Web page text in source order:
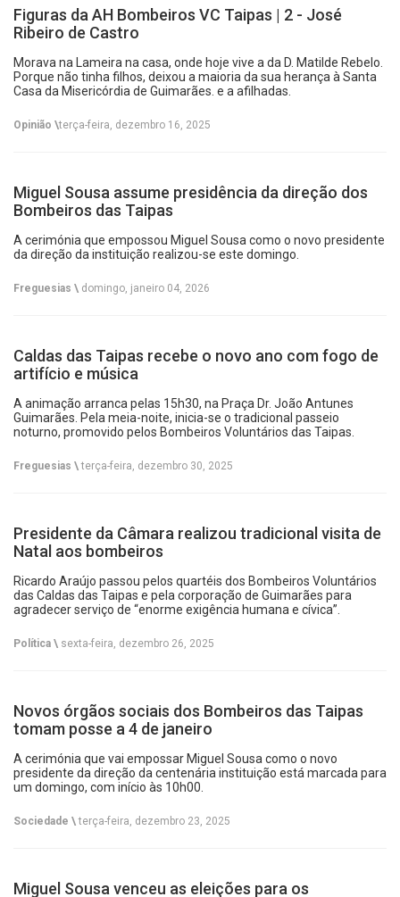
Figuras da AH Bombeiros VC Taipas | 2 - José
Ribeiro de Castro
Morava na Lameira na casa, onde hoje vive a da D. Matilde Rebelo.
Porque não tinha filhos, deixou a maioria da sua herança à Santa
Casa da Misericórdia de Guimarães. e a afilhadas.
Opinião \terça-feira, dezembro 16, 2025
Miguel Sousa assume presidência da direção dos
Bombeiros das Taipas
A cerimónia que empossou Miguel Sousa como o novo presidente
da direção da instituição realizou-se este domingo.
Freguesias \ domingo, janeiro 04, 2026
Caldas das Taipas recebe o novo ano com fogo de
artifício e música
A animação arranca pelas 15h30, na Praça Dr. João Antunes
Guimarães. Pela meia-noite, inicia-se o tradicional passeio
noturno, promovido pelos Bombeiros Voluntários das Taipas.
Freguesias \terça-feira, dezembro 30, 2025
Presidente da Câmara realizou tradicional visita de
Natal aos bombeiros
Ricardo Araújo passou pelos quartéis dos Bombeiros Voluntários
das Caldas das Taipas e pela corporação de Guimarães para
agradecer serviço de “enorme exigência humana e cívica”.
Política \ sexta-feira, dezembro 26, 2025
Novos órgãos sociais dos Bombeiros das Taipas
tomam posse a 4 de janeiro
A cerimónia que vai empossar Miguel Sousa como o novo
presidente da direção da centenária instituição está marcada para
um domingo, com início às 10h00.
Sociedade \terça-feira, dezembro 23, 2025
Miguel Sousa venceu as eleições para os